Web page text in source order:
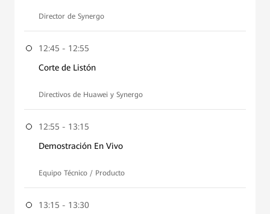
Director de Synergo
12:45 - 12:55
Corte de Listón
Directivos de Huawei y Synergo
12:55 - 13:15
Demostración En Vivo
Equipo Técnico / Producto
13:15 - 13:30